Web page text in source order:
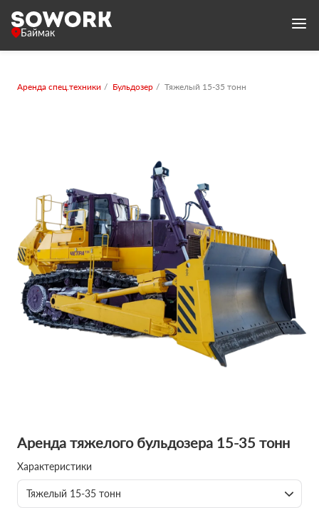
Баймак
Аренда спец.техники Бульдозер Тяжелый 15-35 тонн
Аренда тяжелого бульдозера 15-35 тонн
Характеристики
Тяжелый 15-35 тонн